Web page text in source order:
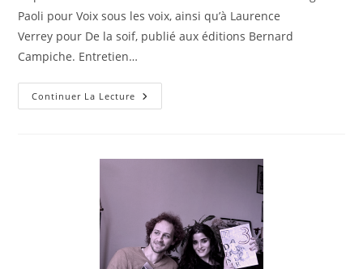
Paoli pour Voix sous les voix, ainsi qu’à Laurence
Verrey pour De la soif, publié aux éditions Bernard
Campiche. Entretien…
Continuer La Lecture